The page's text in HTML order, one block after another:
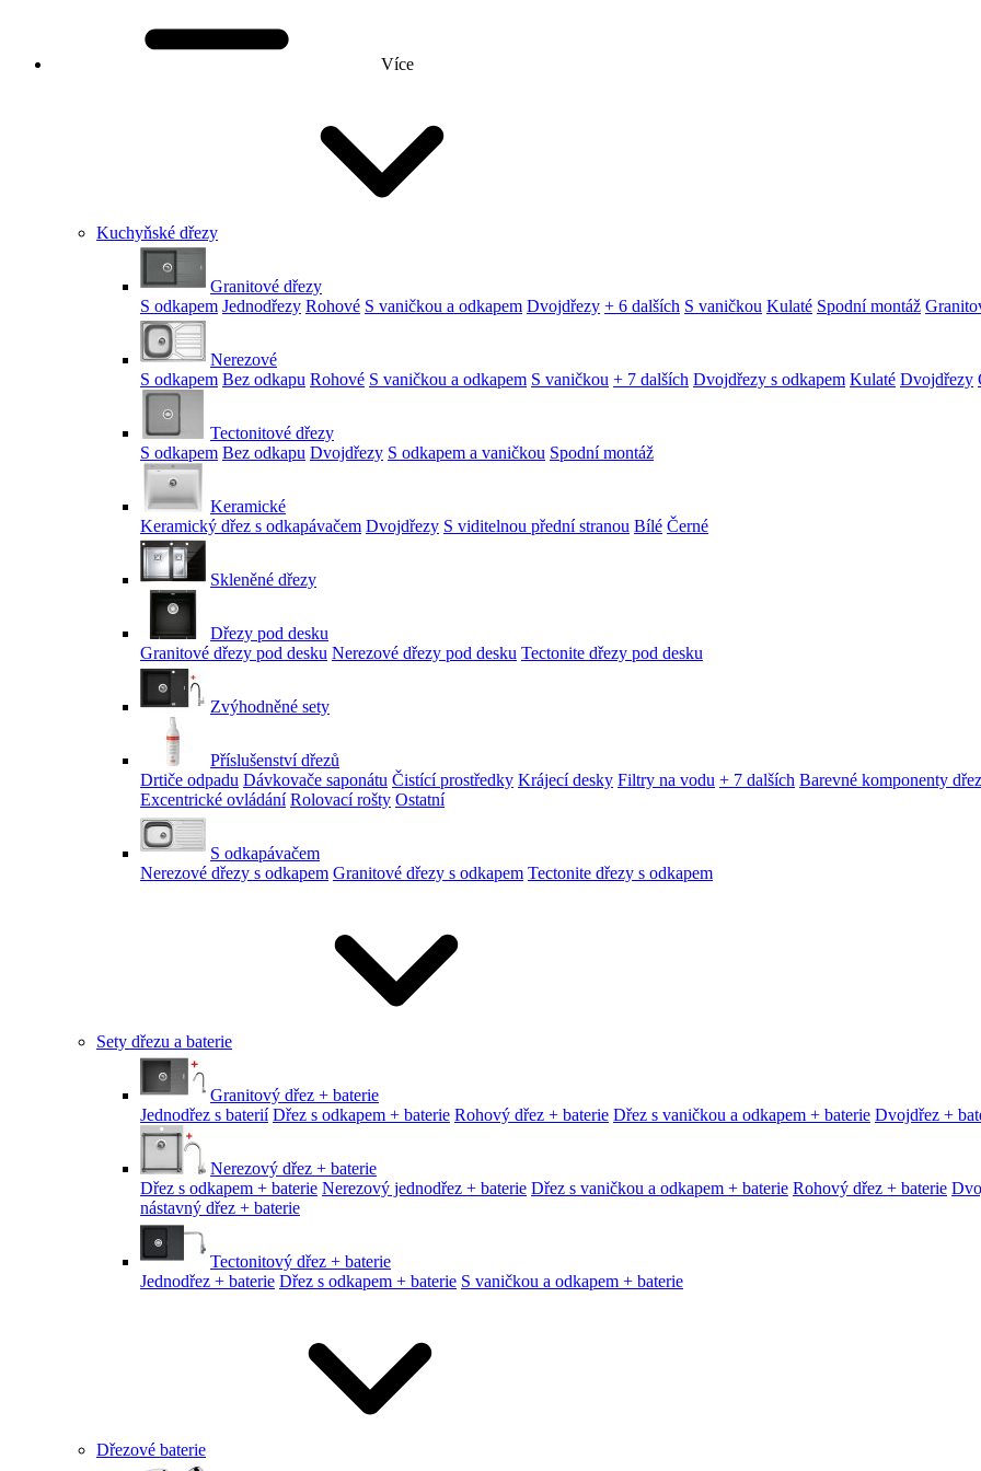
Více
Kuchyňské dřezy
Granitové dřezy
S odkapem Jednodřezy Rohové S vaničkou a odkapem Dvojdřezy + 6 dalších S vaničkou Kulaté Spodní montáž
Nerezové
S odkapem Bez odkapu Rohové S vaničkou a odkapem S vaničkou + 7 dalších Dvojdřezy s odkapem Kulaté Dvojdřezy
Tectonitové dřezy
S odkapem Bez odkapu Dvojdřezy S odkapem a vaničkou Spodní montáž
Keramické
Keramický dřez s odkapávačem Dvojdřezy S viditelnou přední stranou Bílé Černé
Skleněné dřezy
Dřezy pod desku
Granitové dřezy pod desku Nerezové dřezy pod desku Tectonite dřezy pod desku
Zvýhodněné sety
Příslušenství dřezů
Drtiče odpadu Dávkovače saponátu Čistící prostředky Krájecí desky Filtry na vodu + 7 dalších Barevné komponenty
Excentrické ovládání Rolovací rošty Ostatní
S odkapávačem
Nerezové dřezy s odkapem Granitové dřezy s odkapem Tectonite dřezy s odkapem
Sety dřezu a baterie
Granitový dřez + baterie
Jednodřez s baterií Dřez s odkapem + baterie Rohový dřez + baterie Dřez s vaničkou a odkapem + baterie Dvojdřez +
Nerezový dřez + baterie
Dřez s odkapem + baterie Nerezový jednodřez + baterie Dřez s vaničkou a odkapem + baterie Rohový dřez + baterie
nástavný dřez + baterie
Tectonitový dřez + baterie
Jednodřez + baterie Dřez s odkapem + baterie S vaničkou a odkapem + baterie
Dřezové baterie